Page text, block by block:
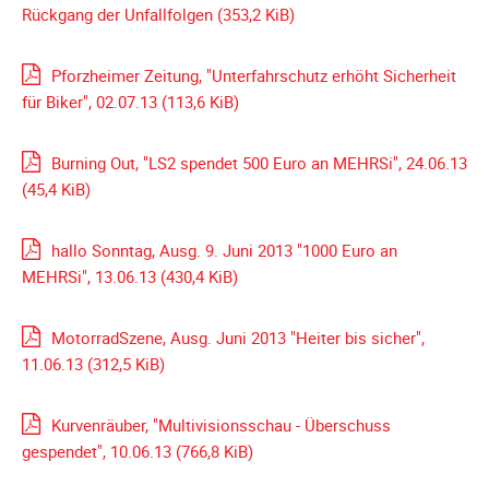
Galerie
Galerie
2011
2010
Galerie
Galerie
2008
2007
Galerie
Galerie
2005
Rückgang der Unfallfolgen (353,2 KiB)
Pforzheimer Zeitung, "Unterfahrschutz erhöht Sicherheit
für Biker", 02.07.13 (113,6 KiB)
Burning Out, "LS2 spendet 500 Euro an MEHRSi", 24.06.13
(45,4 KiB)
hallo Sonntag, Ausg. 9. Juni 2013 "1000 Euro an
MEHRSi", 13.06.13 (430,4 KiB)
MotorradSzene, Ausg. Juni 2013 "Heiter bis sicher",
11.06.13 (312,5 KiB)
Kurvenräuber, "Multivisionsschau - Überschuss
gespendet", 10.06.13 (766,8 KiB)